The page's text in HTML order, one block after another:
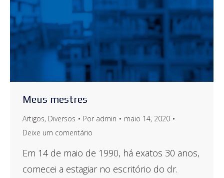
Meus mestres
Artigos, Diversos Por admin
maio 14, 2020
Deixe um comentário
Em 14 de maio de 1990, há exatos 30 anos,
comecei a estagiar no escritório do dr.